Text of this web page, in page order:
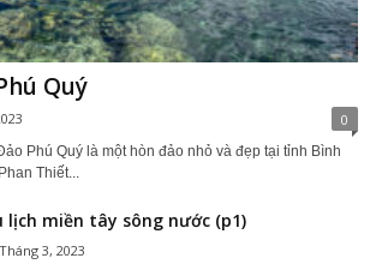
Quý
0
Phú Quý là một hòn đảo nhỏ và đẹp tại tỉnh Bình
Thiết...
lịch miền tây sông nước (p1)
3, 2023